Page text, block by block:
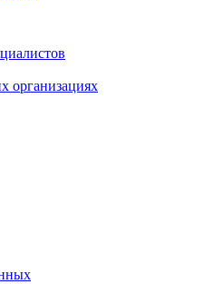
организациях